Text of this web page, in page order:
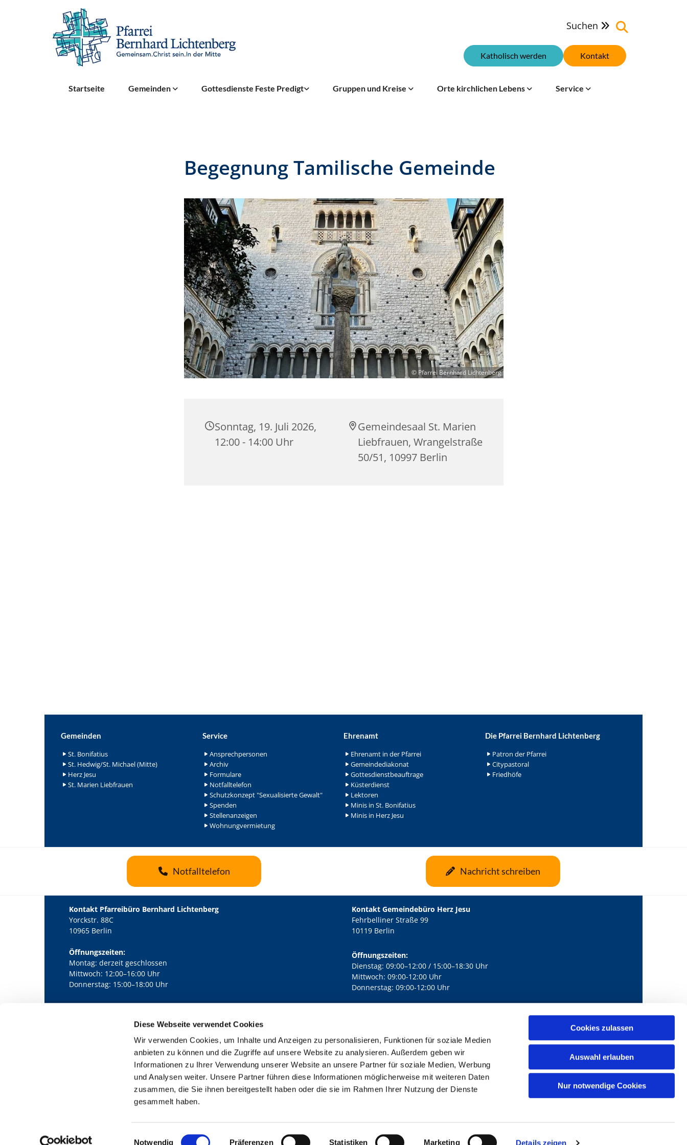
Diese Webseite verwendet Cookies
Wir verwenden Cookies, um Inhalte und Anzeigen zu personalisieren, Funktionen für soziale Medien
anbieten zu können und die Zugriffe auf unsere Website zu analysieren. Außerdem geben wir
Informationen zu Ihrer Verwendung unserer Website an unsere Partner für soziale Medien, Werbung
und Analysen weiter. Unsere Partner führen diese Informationen möglicherweise mit weiteren Daten
zusammen, die Sie ihnen bereitgestellt haben oder die sie im Rahmen Ihrer Nutzung der Dienste
gesammelt haben.
Notwendig Präferenzen Statistiken Marketing Details zeigen
Cookies zulassen
Auswahl erlauben
Nur notwendige Cookies
Suchen 
Kontakt
Katholisch werden
Startseite Gemeinden Gottesdienste Feste Predigt Gruppen und Kreise Orte kirchlichen Lebens Service
Begegnung Tamilische Gemeinde
© Pfarrei Bernhard Lichtenberg
Sonntag, 19. Juli 2026,
12:00 - 14:00 Uhr
Gemeindesaal St. Marien
Liebfrauen, Wrangelstraße
50/51, 10997 Berlin
Gemeinden
St. Bonifatius
St. Hedwig/St. Michael (Mitte)
Herz Jesu
St. Marien Liebfrauen
Service
Ansprechpersonen
Archiv
Formulare
Notfalltelefon
Schutzkonzept "Sexualisierte Gewalt"
Spenden
Stellenanzeigen
Wohnungvermietung
Ehrenamt
Ehrenamt in der Pfarrei
Gemeindediakonat
Gottesdienstbeauftrage
Küsterdienst
Lektoren
Minis in St. Bonifatius
Minis in Herz Jesu
Die Pfarrei Bernhard Lichtenberg
Patron der Pfarrei
Citypastoral
Friedhöfe
Notfalltelefon Nachricht schreiben
Kontakt Pfarreibüro Bernhard Lichtenberg
Yorckstr. 88C
10965 Berlin
Öffnungszeiten:
Montag: derzeit geschlossen
Mittwoch: 12:00–16:00 Uhr
Donnerstag: 15:00–18:00 Uhr
Kontakt Gemeindebüro Herz Jesu
Fehrbelliner Straße 99
10119 Berlin
Öffnungszeiten:
Dienstag: 09:00–12:00 / 15:00–18:30 Uhr
Mittwoch: 09:00-12:00 Uhr
Donnerstag: 09:00-12:00 Uhr
Kath. Kirchengemeinde Pfarrei Bernhard Lichtenberg Berlin-Mitte · Yorckstr. 88C, 10965 Berlin mail@bernhard-lichtenberg.berlin
Kontaktinformationen Impressum